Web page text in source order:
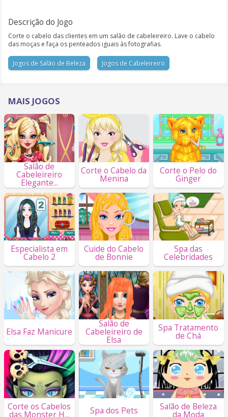
Descrição do Jogo
Corte o cabelo das clientes em um salão de cabeleireiro. Lave o cabelo
das moças e faça os penteados iguais às fotografias.
Jogos de Salão de Beleza Jogos de Cabeleireiro
MAIS JOGOS
Salão de
Cabeleireiro
Elegante...
Corte o Cabelo da
Menina
Corte o Pelo do
Ginger
Especialista em
Cabelo 2
Cuide do Cabelo
de Bonnie
Spa das
Celebridades
Elsa Faz Manicure
Salão de
Cabeleireiro de
Elsa
Spa Tratamento
de Chá
Corte os Cabelos
das Monster H... Spa dos Pets Salão de Beleza
da Moda